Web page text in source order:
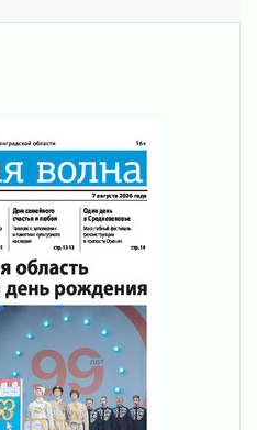
заслуга каждого
и объединять!
работник
подведены!
на перекрестках